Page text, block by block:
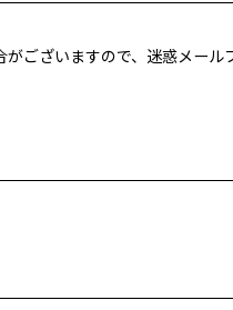
ざいますので、迷惑メール